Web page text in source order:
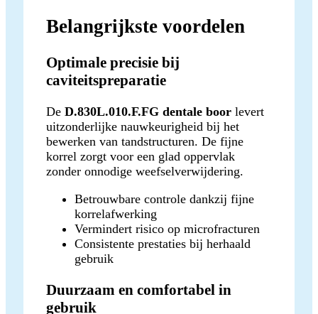
Belangrijkste voordelen
Optimale precisie bij
caviteitspreparatie
De D.830L.010.F.FG dentale boor levert
uitzonderlijke nauwkeurigheid bij het
bewerken van tandstructuren. De fijne
korrel zorgt voor een glad oppervlak
zonder onnodige weefselverwijdering.
Betrouwbare controle dankzij fijne
korrelafwerking
Vermindert risico op microfracturen
Consistente prestaties bij herhaald
gebruik
Duurzaam en comfortabel in
gebruik